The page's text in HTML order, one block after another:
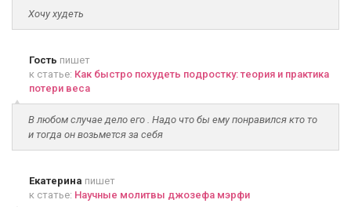
Хочу худеть
Гость пишет
к статье: Как быстро похудеть подростку: теория и практика
потери веса
В любом случае дело его . Надо что бы ему понравился кто то
и тогда он возьмется за себя
Екатерина пишет
к статье: Научные молитвы джозефа мэрфи